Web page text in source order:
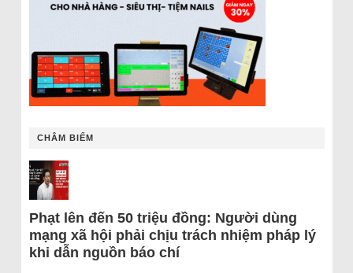
CHÂM BIẾM
Phạt lên đến 50 triệu đồng: Người dùng
mạng xã hội phải chịu trách nhiệm pháp lý
khi dẫn nguồn báo chí